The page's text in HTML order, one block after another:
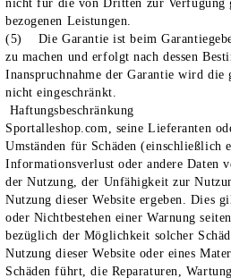
nicht für die von Dritten zur Verfügung
bezogenen Leistungen.
(5) Die Garantie ist beim
zu machen und erfolgt nach dessen
Inanspruchnahme der Garantie wird die
nicht eingeschränkt.
Haftungsbeschränkung
Sportalleshop.com, seine Lieferanten
Umständen für Schäden (einschließlich
Informationsverlust oder andere Daten
der Nutzung, der Unfähigkeit zur
Nutzung dieser Website ergeben. Dies
oder Nichtbestehen einer Warnung
bezüglich der Möglichkeit solcher
Nutzung dieser Website oder eines
Schäden führt, die Reparaturen,